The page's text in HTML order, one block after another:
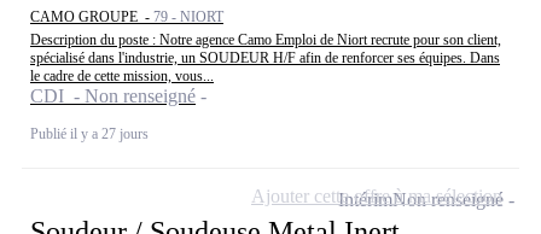
CAMO GROUPE - 79 - NIORT
Description du poste : Notre agence Camo Emploi de Niort recrute pour son client,
spécialisé dans l'industrie, un SOUDEUR H/F afin de renforcer ses équipes. Dans
le cadre de cette mission, vous...
CDI - Non renseigné
Publié il y a 27 jours
IntérimNon renseigné
Ajouter cette offre à ma sélection